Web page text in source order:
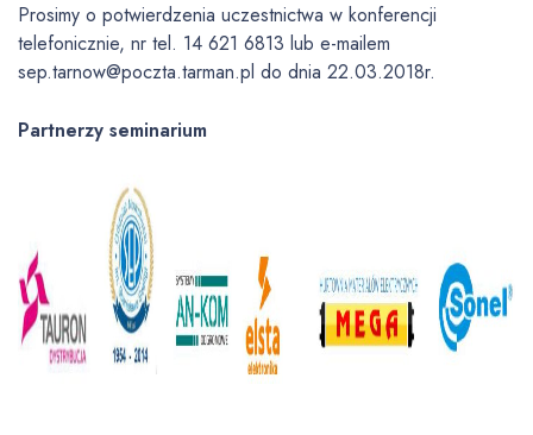
Prosimy o potwierdzenia uczestnictwa w konferencji
telefonicznie, nr tel. 14 621 6813 lub e-mailem
sep.tarnow@poczta.tarman.pl do dnia 22.03.2018r.
Partnerzy seminarium